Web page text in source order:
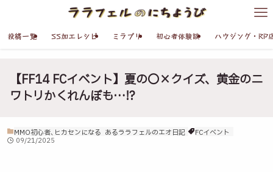
投稿一覧 SS加工レシピ ミラプリ 初心者体験談 ハウジング・RP
【FF14 FCイベント】夏の〇×クイズ、黄金のニ
ワトリかくれんぼも…!?
MMO初心者､ヒカセンになる あるララフェルのエオ日記 FCイベント
09/21/2025